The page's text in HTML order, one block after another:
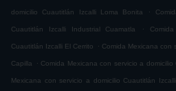
domicilio Cuautitlán Izcalli Loma Bonita .
Cuautitlán Izcalli Industrial Cuamatla .
Cuautitlán Izcalli El Cerrito . Comida Mexicana con
Capilla . Comida Mexicana con servicio a
Mexicana con servicio a domicilio Cuautitlán